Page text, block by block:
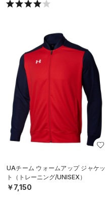
UAチーム ウォームアップ ジャケッ
ト（トレーニング/UNISEX）
￥7,150